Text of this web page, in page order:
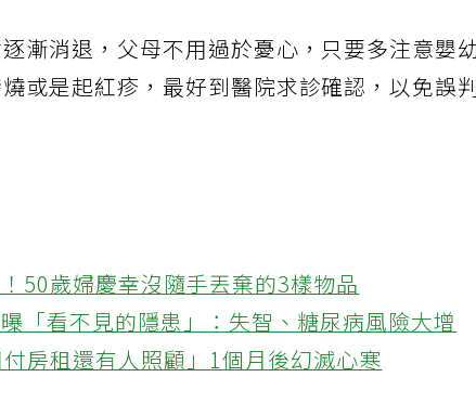
漸消退，父母不用過於憂心，只要多注意嬰
或是起紅疹，最好到醫院求診確認，以免誤判
50歲婦慶幸沒隨手丟棄的3樣物品
「看不見的隱患」：失智、糖尿病風險大增
房租還有人照顧」1個月後幻滅心寒